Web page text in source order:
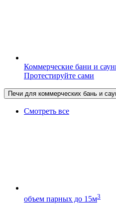
Коммерческие бани и
Протестируйте сами
Печи для коммерческих бань и
Смотреть все
объем парных до 15м3